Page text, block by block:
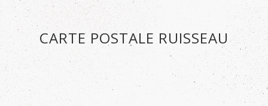
CARTE POSTALE RUISSEAU